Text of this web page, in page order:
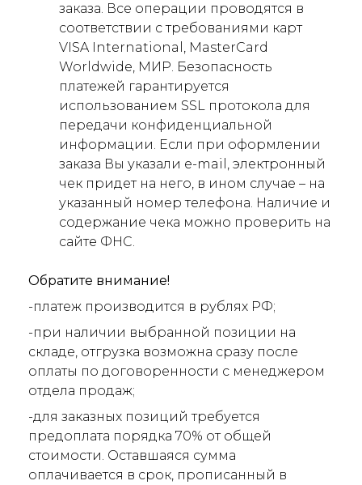
заказа. Все операции проводятся в
соответствии с требованиями карт
VISA International, MasterCard
Worldwide, МИР. Безопасность
платежей гарантируется
использованием SSL протокола для
передачи конфиденциальной
информации. Если при оформлении
заказа Вы указали e-mail, электронный
чек придет на него, в ином случае – на
указанный номер телефона. Наличие и
содержание чека можно проверить на
сайте ФНС.
Обратите внимание!
-платеж производится в рублях РФ;
-при наличии выбранной позиции на
складе, отгрузка возможна сразу после
оплаты по договоренности с менеджером
отдела продаж;
-для заказных позиций требуется
предоплата порядка 70% от общей
стоимости. Оставшаяся сумма
оплачивается в срок, прописанный в